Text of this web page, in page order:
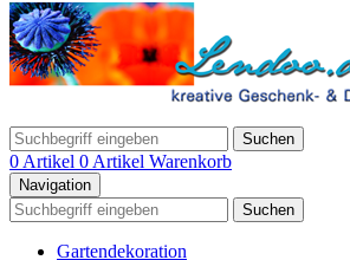
Suchen
0 Artikel 0 Artikel Warenkorb
Navigation
Suchen
Gartendekoration